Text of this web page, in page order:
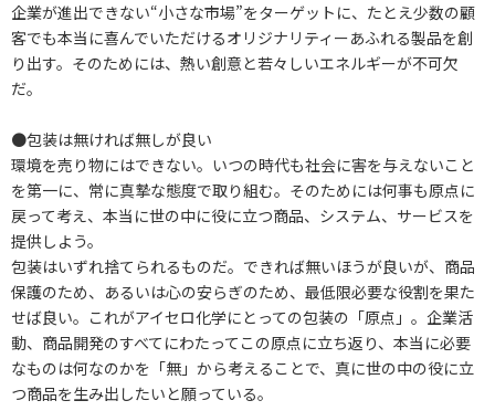
企業が進出できない“小さな市場”をターゲットに、たとえ少数の顧
客でも本当に喜んでいただけるオリジナリティーあふれる製品を創
り出す。そのためには、熱い創意と若々しいエネルギーが不可欠
だ。
●包装は無ければ無しが良い
環境を売り物にはできない。いつの時代も社会に害を与えないこと
を第一に、常に真摯な態度で取り組む。そのためには何事も原点に
戻って考え、本当に世の中に役に立つ商品、システム、サービスを
提供しよう。
包装はいずれ捨てられるものだ。できれば無いほうが良いが、商品
保護のため、あるいは心の安らぎのため、最低限必要な役割を果た
せば良い。これがアイセロ化学にとっての包装の「原点」。企業活
動、商品開発のすべてにわたってこの原点に立ち返り、本当に必要
なものは何なのかを「無」から考えることで、真に世の中の役に立
つ商品を生み出したいと願っている。